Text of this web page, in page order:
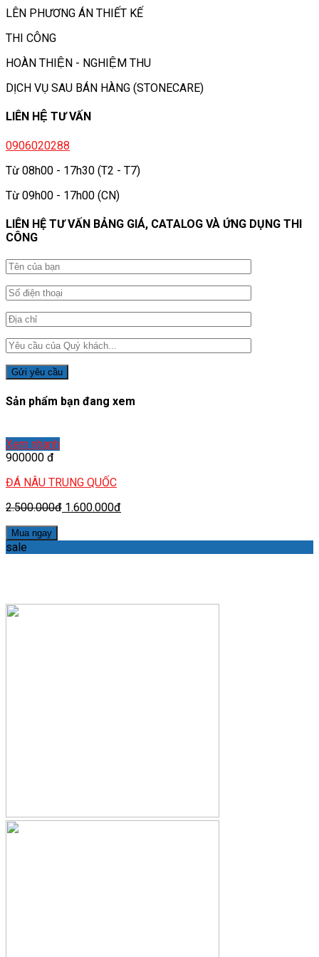
LÊN PHƯƠNG ÁN THIẾT KẾ
THI CÔNG
HOÀN THIỆN - NGHIỆM THU
DỊCH VỤ SAU BÁN HÀNG (STONECARE)
LIÊN HỆ TƯ VẤN
0906020288
Từ 08h00 - 17h30 (T2 - T7)
Từ 09h00 - 17h00 (CN)
LIÊN HỆ TƯ VẤN BẢNG GIÁ, CATALOG VÀ ỨNG DỤNG THI
CÔNG
Sản phẩm bạn đang xem
Xem nhanh
900000 đ
ĐÁ NÂU TRUNG QUỐC
2.500.000đ 1.600.000đ
Mua ngay
sale